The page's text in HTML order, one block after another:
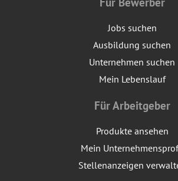
Jobs suchen
Ausbildung suchen
Unternehmen suchen
Mein Lebenslauf
Für Arbeitgeber
Produkte ansehen
Mein
Stellenanzeigen